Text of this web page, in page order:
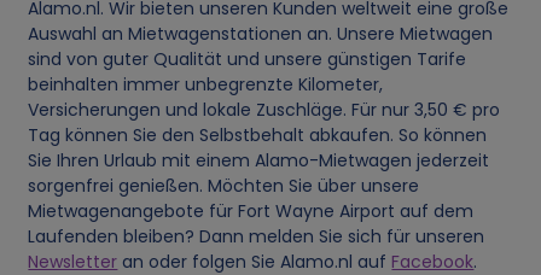
Alamo.nl. Wir bieten unseren Kunden weltweit eine große
Auswahl an Mietwagenstationen an. Unsere Mietwagen
sind von guter Qualität und unsere günstigen Tarife
beinhalten immer unbegrenzte Kilometer,
Versicherungen und lokale Zuschläge. Für nur 3,50 € pro
Tag können Sie den Selbstbehalt abkaufen. So können
Sie Ihren Urlaub mit einem Alamo-Mietwagen jederzeit
sorgenfrei genießen. Möchten Sie über unsere
Mietwagenangebote für Fort Wayne Airport auf dem
Laufenden bleiben? Dann melden Sie sich für unseren
Newsletter an oder folgen Sie Alamo.nl auf Facebook.